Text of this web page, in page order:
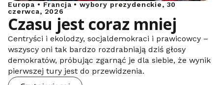
Europa • Francja • wybory prezydenckie, 30
czerwca, 2026
Czasu jest coraz mniej
Centryści i ekolodzy, socjaldemokraci i prawicowcy –
wszyscy oni tak bardzo rozdrabniają dziś głosy
demokratów, próbując zgarnąć je dla siebie, że wynik
pierwszej tury jest do przewidzenia.